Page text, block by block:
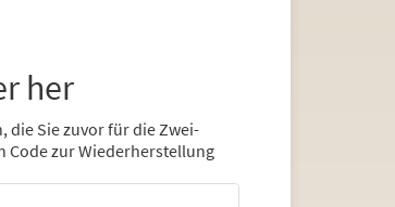
her
die Sie zuvor für die Zwei-
Code zur Wiederherstellung